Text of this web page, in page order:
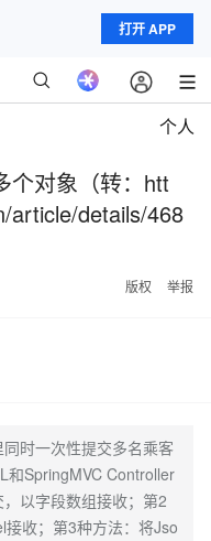
打开 APP
个人
个对象（转：htt
article/details/468
版权 举报
时一次性提交多名乘客
和SpringMVC Controller
以字段数组接收；第2
收；第3种方法：将Jso